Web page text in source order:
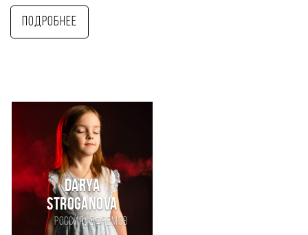
Подробнее
Darya
Stroganova
Россия,Ефремов